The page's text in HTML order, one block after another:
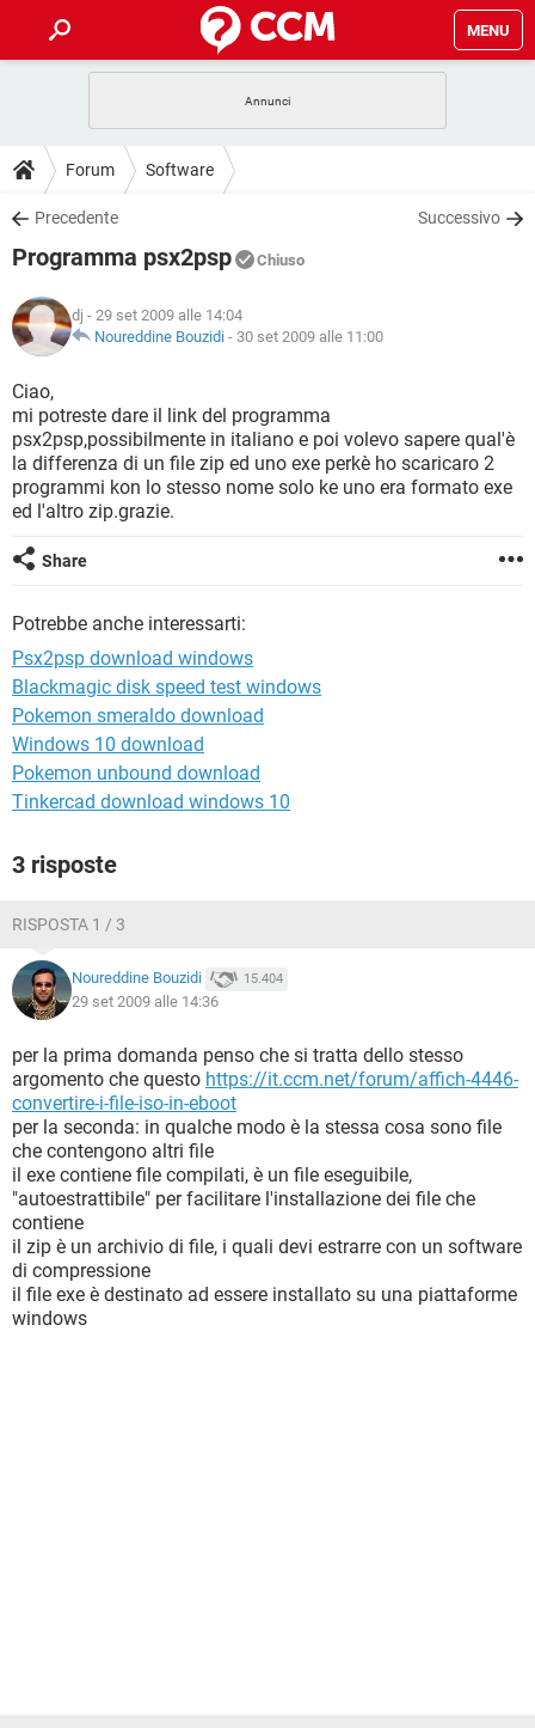
MENU
INTRATTENIMENTO
iOS
INSTAGRAM WHATSAPP
TIKTOK
HARDWARE
GUIDE
COVID-19
INSTAGRAM
TIKTOK
HARDWARE
DOWNLOAD
COVID-19 GAMING
INTRATTENIMENTO
iOS WINDOWS 10
INSTAGRAM
TIKTOK FACEBOOK
HARDWARE
FORUM
COVID-19
INTRATTENIMENTO
iOS
INSTAGRAM WHATSAPP
TIKTOK FACEBOOK
HARDWARE
GLOSSARIO
COVID-19
INTRATTENIMENTO ANDROID
iOS WINDOWS 10
INSTAGRAM
TIKTOK
Forum Software
Precedente Successivo
Programma psx2psp Chiuso
dj - 29 set 2009 alle 14:04
Noureddine Bouzidi - 30 set 2009 alle 11:00
Ciao,
mi potreste dare il link del programma
psx2psp,possibilmente in italiano e poi volevo sapere qual'è
la differenza di un file zip ed uno exe perkè ho scaricaro 2
programmi kon lo stesso nome solo ke uno era formato exe
ed l'altro zip.grazie.
Share
Potrebbe anche interessarti:
Psx2psp download windows
Blackmagic disk speed test windows
Pokemon smeraldo download
Windows 10 download
Pokemon unbound download
Tinkercad download windows 10
3 risposte
RISPOSTA 1 / 3
Noureddine Bouzidi 15.404
29 set 2009 alle 14:36
per la prima domanda penso che si tratta dello stesso
argomento che questo https://it.ccm.net/forum/affich-4446-
convertire-i-file-iso-in-eboot
per la seconda: in qualche modo è la stessa cosa sono file
che contengono altri file
il exe contiene file compilati, è un file eseguibile,
"autoestrattibile" per facilitare l'installazione dei file che
contiene
il zip è un archivio di file, i quali devi estrarre con un software
di compressione
il file exe è destinato ad essere installato su una piattaforme
windows